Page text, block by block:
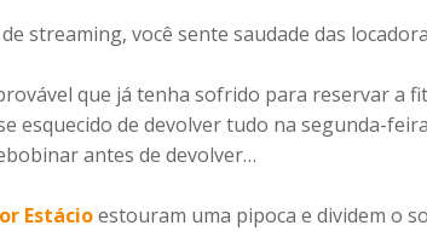
streaming, você sente saudade das
que já tenha sofrido para reservar a
esquecido de devolver tudo na segunda-
antes de devolver…
Estácioestouram uma pipoca e dividem o